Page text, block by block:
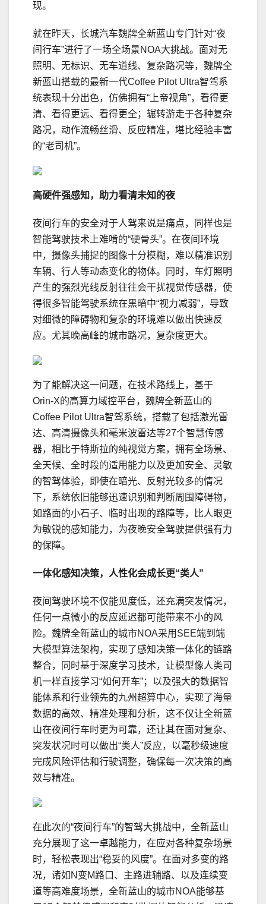
现。
就在昨天，长城汽车魏牌全新蓝山专门针对“夜
间行车”进行了一场全场景NOA大挑战。面对无
照明、无标识、无车道线、复杂路况等，魏牌全
新蓝山搭载的最新一代Coffee Pilot Ultra智驾系
统表现十分出色，仿佛拥有“上帝视角”，看得更
清、看得更远、看得更全；辗转游走于各种复杂
路况，动作流畅丝滑、反应精准，堪比经验丰富
的“老司机”。
高硬件强感知，助力看清未知的夜
夜间行车的安全对于人驾来说是痛点，同样也是
智能驾驶技术上难啃的“硬骨头”。在夜间环境
中，摄像头捕捉的图像十分模糊，难以精准识别
车辆、行人等动态变化的物体。同时，车灯照明
产生的强烈光线反射往往会干扰视觉传感器，使
得很多智能驾驶系统在黑暗中“视力减弱”，导致
对细微的障碍物和复杂的环境难以做出快速反
应。尤其晚高峰的城市路况，复杂度更大。
为了能解决这一问题，在技术路线上，基于
Orin-X的高算力域控平台，魏牌全新蓝山的
Coffee Pilot Ultra智驾系统，搭载了包括激光雷
达、高清摄像头和毫米波雷达等27个智慧传感
器，相比于特斯拉的纯视觉方案，拥有全场景、
全天候、全时段的适用能力以及更加安全、灵敏
的智驾体验，即使在暗光、反射光较多的情况
下，系统依旧能够迅速识别和判断周围障碍物，
如路面的小石子、临时出现的路障等，比人眼更
为敏锐的感知能力，为夜晚安全驾驶提供强有力
的保障。
一体化感知决策， 人性化会成长更“类人”
夜间驾驶环境不仅能见度低，还充满突发情况，
任何一点微小的反应延迟都可能带来不小的风
险。魏牌全新蓝山的城市NOA采用SEE端到端
大模型算法架构，实现了感知决策一体化的链路
整合，同时基于深度学习技术，让模型像人类司
机一样直接学习“如何开车”；以及强大的数据智
能体系和行业领先的九州超算中心，实现了海量
数据的高效、精准处理和分析，这不仅让全新蓝
山在夜间行车时更为可靠，还让其在面对复杂、
突发状况时可以做出“类人”反应，以毫秒级速度
完成风险评估和行驶调整，确保每一次决策的高
效与精准。
在此次的“夜间行车”的智驾大挑战中，全新蓝山
充分展现了这一卓越能力，在应对各种复杂场景
时，轻松表现出“稳妥的风度”。在面对多变的路
况，诸如N变M路口、主路进辅路、以及连续变
道等高难度场景，全新蓝山的城市NOA能够基